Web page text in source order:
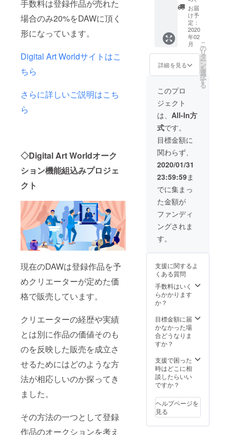
手数料は登録作品が売れた
場合のみ20%をDAWに頂く
形になっています。
Digital Art Worldサイトはこ
ちら
さらに詳しいご説明はこち
ら
◇Digital Art Worldオーク
ション機能組込みプロジェ
クト
現在のDAWは登録作品を予
めクリエーターが定めた価
格で販売しています。
クリエーターの経歴や実績
とは別に作品の価値そのも
のを反映した販売を成立さ
せるためにはどのような方
法が相応しいのか探ってき
ました。
その方法の一つとして登録
作品のオークションを考え
テンツ
を受け
取る為
には
DAWに
アカウ
ントを
る必要
があり
5102pix
,600dpi;
DAWコ
ンテン
ツとし
て) あら
_297_2
10完成
結合 お
渡しす
る作品
は、
DAWサ
イトで
発行さ
れた
トーク
ンを含
むデジ
タルコ
ンテン
ツにな
りま
す。本
画像を
開くこ
とが出
来るの
所有者
す。こ
のコン
テンツ
を受け
取る為
DAWに
アカウ
ントを
登録す
があり
ます。
お届
け予
定：
2020
年02
月
詳細を見る
こ
の
リ
タ
ー
ン
を
選
択
す
る
このプロ
ジェクト
は、 All-In方
式です。
目標金額に
関わらず、
2020/01/31
23:59:59ま
でに集まっ
た金額が
ファンディ
ングされま
す。
支援に関するよ
くある質問
手数料はいく
らかかります
か？
目標金額に届
かなかった場
合どうなりま
すか？
支援で困った
時はどこに相
談したらいい
ですか？
ヘルプページを
見る